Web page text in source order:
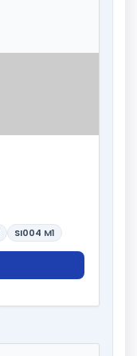
SI004 M1